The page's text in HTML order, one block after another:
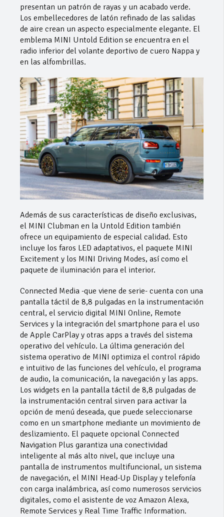
presentan un patrón de rayas y un acabado verde.
Los embellecedores de latón refinado de las salidas
de aire crean un aspecto especialmente elegante. El
emblema MINI Untold Edition se encuentra en el
radio inferior del volante deportivo de cuero Nappa y
en las alfombrillas.
Además de sus características de diseño exclusivas,
el MINI Clubman en la Untold Edition también
ofrece un equipamiento de especial calidad. Esto
incluye los faros LED adaptativos, el paquete MINI
Excitement y los MINI Driving Modes, así como el
paquete de iluminación para el interior.
Connected Media -que viene de serie- cuenta con una
pantalla táctil de 8,8 pulgadas en la instrumentación
central, el servicio digital MINI Online, Remote
Services y la integración del smartphone para el uso
de Apple CarPlay y otras apps a través del sistema
operativo del vehículo. La última generación del
sistema operativo de MINI optimiza el control rápido
e intuitivo de las funciones del vehículo, el programa
de audio, la comunicación, la navegación y las apps.
Los widgets en la pantalla táctil de 8,8 pulgadas de
la instrumentación central sirven para activar la
opción de menú deseada, que puede seleccionarse
como en un smartphone mediante un movimiento de
deslizamiento. El paquete opcional Connected
Navigation Plus garantiza una conectividad
inteligente al más alto nivel, que incluye una
pantalla de instrumentos multifuncional, un sistema
de navegación, el MINI Head-Up Display y telefonía
con carga inalámbrica, así como numerosos servicios
digitales, como el asistente de voz Amazon Alexa,
Remote Services y Real Time Traffic Information.